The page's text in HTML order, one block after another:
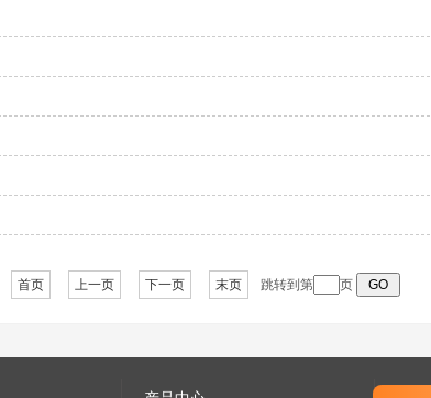
首页 上一页 下一页 末页 跳转到第 页